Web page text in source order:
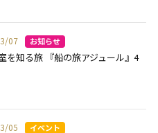
07
を知る旅 『船の旅アジュール』4
05